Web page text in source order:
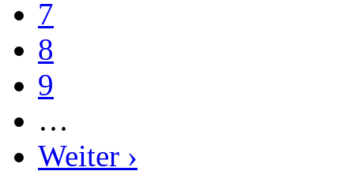
7
8
9
…
Weiter ›